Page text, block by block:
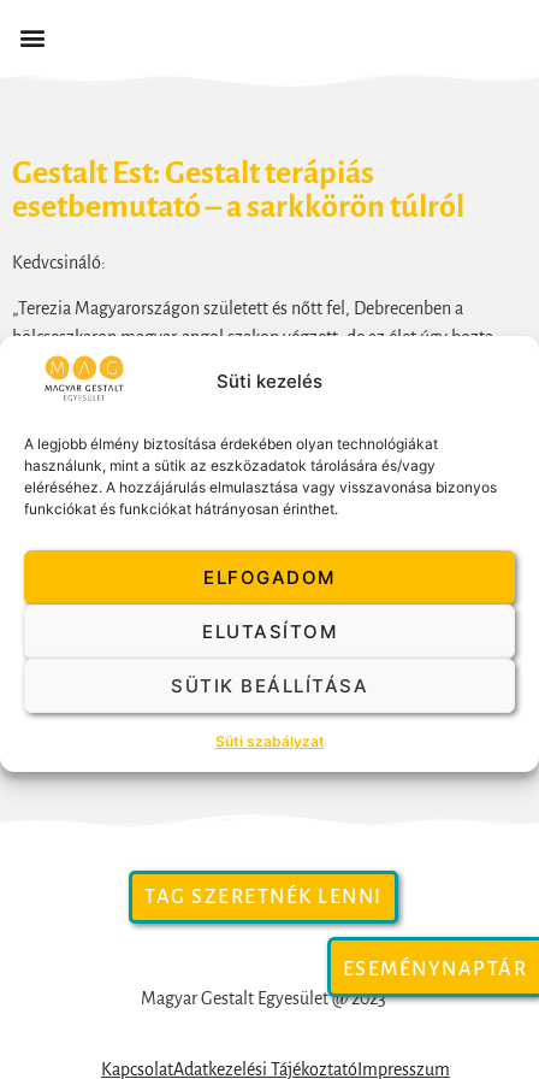
Süti kezelés
A legjobb élmény biztosítása érdekében olyan technológiákat
használunk, mint a sütik az eszközadatok tárolására és/vagy
eléréséhez. A hozzájárulás elmulasztása vagy visszavonása bizonyos
funkciókat és funkciókat hátrányosan érinthet.
ELFOGADOM
ELUTASÍTOM
SÜTIK BEÁLLÍTÁSA
Süti szabályzat
ESEMÉNYNAPTÁR
Gestalt Est: Gestalt terápiás
esetbemutató – a sarkkörön túlról
Kedvcsináló:
„Terezia Magyarországon született és nőtt fel, Debrecenben a
bölcseszkaron magyar-angol szakon végzett, de az élet úgy hozta,
hogy beleszeretett egy norvég férfiba, aki időről-időre Európa
különböző városaiban kapott diplomáciai állást. Így mellette
Svájc, Luxemburg életét, valamint tanulhatott pszichológiát,
mozgásterápiát, aromaterápiát, psychoanalizist és különböző
nyelveket. Jelenleg komplex terápiás magánpraxisa van az észak-
sarkkörön túl van, és északabbra, mint az oroszországi Murmanszk (a
térképet ismerők számára).
Terezia negyedik éve a norvégiai Gestalt intézetben tanul Gestalt
terápiát. Az est keretében egy hozzá igen közelálló terápiás esetet fog
oktatásuk kereteiben elsajátítják, illetve megjelenítik.”
TAG SZERETNÉK LENNI
Magyar Gestalt Egyesület @ 2023
KapcsolatAdatkezelési TájékoztatóImpresszum